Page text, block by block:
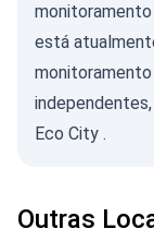
monitoramento
está
Eco City .
Outras